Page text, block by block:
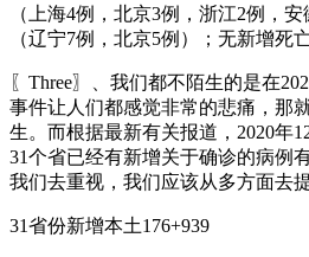
（上海4例，北京3例，浙江2例，
（辽宁7例，北京5例）；无新增死
〖Three〗、我们都不陌生的是在
事件让人们都感觉非常的悲痛，那
生。而根据最新有关报道，2020年
31个省已经有新增关于确诊的病例
我们去重视，我们应该从多方面去
31省份新增本土176+939